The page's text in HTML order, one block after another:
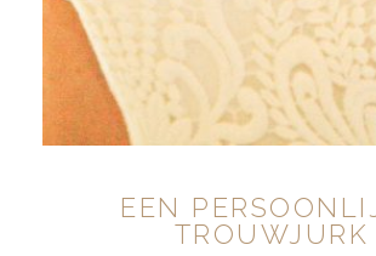
EEN
TROUWJURK